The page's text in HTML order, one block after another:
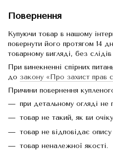
Повернення
Купуючи товар в нашому
повернути його протягом 14
товарному вигляді, без слідів
При винекненні спірних
до закону «Про захист прав
Причини повернення
при детальному огляді не
товар не такий, як ви
товар не відповідає
товар неналежної якості.